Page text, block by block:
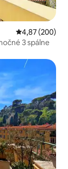
Priemerné
4,87 (200)
3 spálne